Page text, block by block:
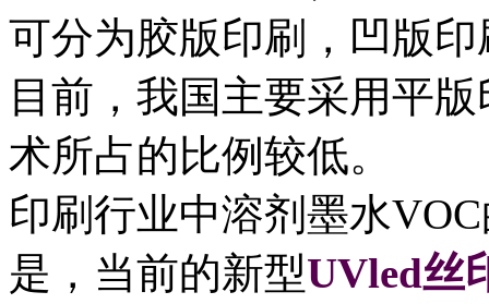
可分为胶版印刷，凹版
目前，我国主要采用平
术所占的比例较低。
印刷行业中溶剂墨水
是，当前的新型UVled丝